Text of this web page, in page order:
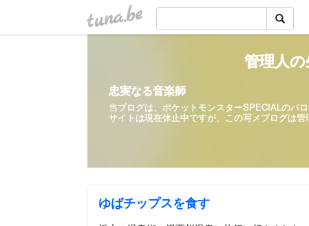
tuna.be
管理人
忠実なる音楽師
当ブログは、ポケットモンスターSPECIALのパ
サイトは現在休止中ですが、この写メ
ゆばチップスを食す